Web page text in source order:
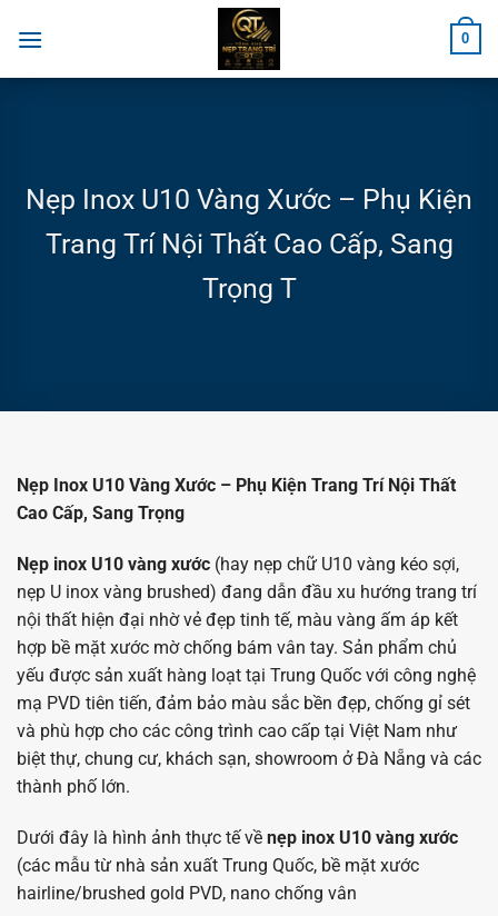
đến
0
Nẹp Inox U10 Vàng Xước – Phụ Kiện
Trang Trí Nội Thất Cao Cấp, Sang
Trọng T
Nẹp Inox U10 Vàng Xước – Phụ Kiện Trang Trí Nội Thất
Cao Cấp, Sang Trọng
Nẹp inox U10 vàng xước (hay nẹp chữ U10 vàng kéo sợi,
nẹp U inox vàng brushed) đang dẫn đầu xu hướng trang trí
nội thất hiện đại nhờ vẻ đẹp tinh tế, màu vàng ấm áp kết
hợp bề mặt xước mờ chống bám vân tay. Sản phẩm chủ
yếu được sản xuất hàng loạt tại Trung Quốc với công nghệ
mạ PVD tiên tiến, đảm bảo màu sắc bền đẹp, chống gỉ sét
và phù hợp cho các công trình cao cấp tại Việt Nam như
biệt thự, chung cư, khách sạn, showroom ở Đà Nẵng và các
thành phố lớn.
Dưới đây là hình ảnh thực tế về nẹp inox U10 vàng xước
(các mẫu từ nhà sản xuất Trung Quốc, bề mặt xước
hairline/brushed gold PVD, nano chống vân